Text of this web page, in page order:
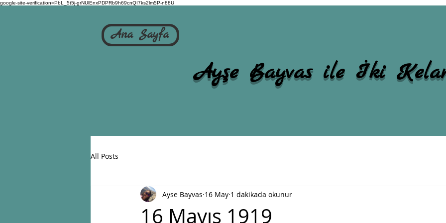
google-site-verification=PbL_5t5j-grNUlEnxPDPRb9h69cnQI7ks2lm5P-n88U
Ana Sayfa
Ayşe Bayvas ile İki
All Posts
16 Mayıs 1919
Ayse Bayvas 16 May 1 dakikada okunur